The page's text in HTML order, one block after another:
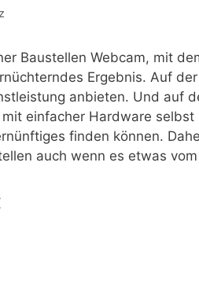
Baustellen Webcam, mit
Ergebnis. Auf
anbieten. Und auf
einfacher Hardware
finden können.
auch wenn es etwas